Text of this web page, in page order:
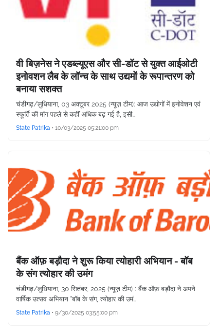
वी बिज़नेस ने एडब्ल्यूएस और सी-डॉट से युक्त आईओटी
इनोवशन लैब के लॉन्च के साथ उद्यमों के रूपान्तरण को
बनाया सशक्त
चंडीगढ़/लुधियाना, 03 अक्टूबर 2025 (न्यूज़ टीम): आज उद्योगों में इनोवेशन एवं
स्फूर्ति की मांग पहले से कहीं अधिक बढ़ गई है, इसी…
State Patrika • 10/03/2025 05:21:00 pm
बैंक ऑफ़ बड़ौदा ने शुरू किया त्योहारी अभियान - बॉब
के संग त्योहार की उमंग
चंडीगढ़/लुधियाना, 30 सितंबर, 2025 (न्यूज़ टीम) : बैंक ऑफ़ बड़ौदा ने अपने
वार्षिक उत्सव अभियान "बॉब के संग, त्योहार की उमं…
State Patrika • 9/30/2025 03:55:00 pm